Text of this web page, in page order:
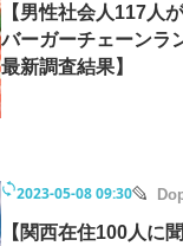
【男性社会人117人
バーガーチェーンラ
最新調査結果】
2023-05-08 09:30
【関西在住100人に